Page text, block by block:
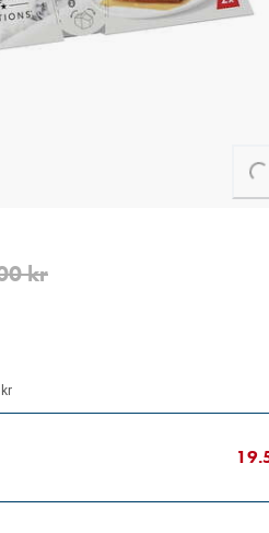
Loading...
kr / stk). Opprinnelig pris: 276.00
kr